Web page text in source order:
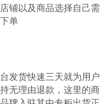
铺以及商品选择自己需
单
发货快速三天就为用户
无理由退款，这里的商